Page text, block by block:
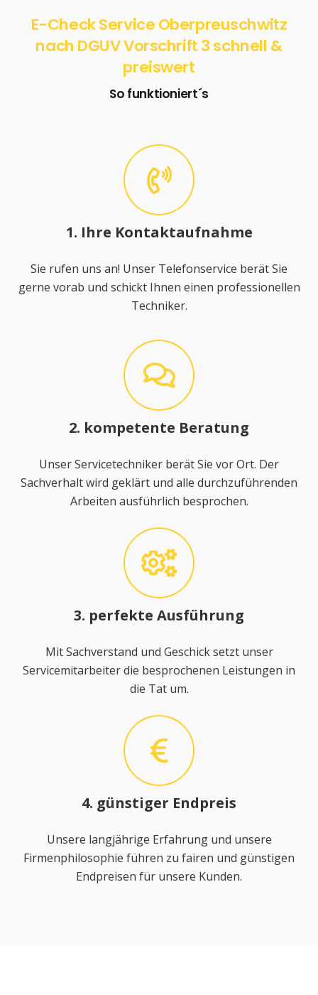
E-Check Service Oberpreuschwitz
nach DGUV Vorschrift 3 schnell &
preiswert
So funktioniert´s
1. Ihre Kontaktaufnahme
Sie rufen uns an! Unser Telefonservice berät Sie
gerne vorab und schickt Ihnen einen professionellen
Techniker.
2. kompetente Beratung
Unser Servicetechniker berät Sie vor Ort. Der
Sachverhalt wird geklärt und alle durchzuführenden
Arbeiten ausführlich besprochen.
3. perfekte Ausführung
Mit Sachverstand und Geschick setzt unser
Servicemitarbeiter die besprochenen Leistungen in
die Tat um.
4. günstiger Endpreis
Unsere langjährige Erfahrung und unsere
Firmenphilosophie führen zu fairen und günstigen
Endpreisen für unsere Kunden.